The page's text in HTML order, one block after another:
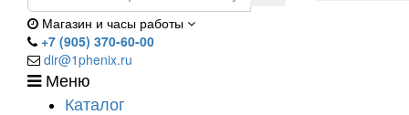
Магазин и часы работы
+7 (905) 370-60-00
dir@1phenix.ru
Меню
Каталог